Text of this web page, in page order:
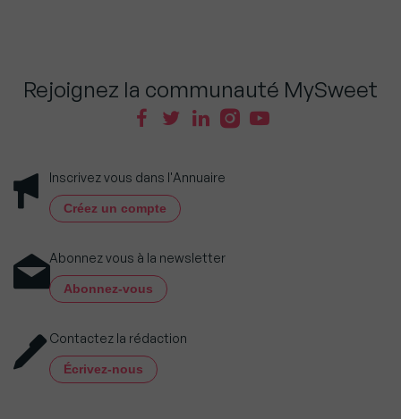
Rejoignez la communauté MySweet
Inscrivez vous dans l'Annuaire
Créez un compte
Abonnez vous à la newsletter
Abonnez-vous
Contactez la rédaction
Écrivez-nous